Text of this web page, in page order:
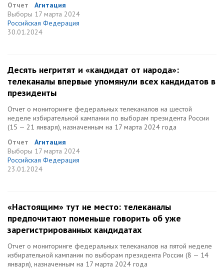
Отчет
Агитация
Выборы 17 марта 2024
Российская Федерация
30.01.2024
Десять негритят и «кандидат от народа»:
телеканалы впервые упомянули всех кандидатов в
президенты
Отчет о мониторинге федеральных телеканалов на шестой
неделе избирательной кампании по выборам президента России
(15 — 21 января), назначенным на 17 марта 2024 года
Отчет
Агитация
Выборы 17 марта 2024
Российская Федерация
23.01.2024
«Настоящим» тут не место: телеканалы
предпочитают поменьше говорить об уже
зарегистрированных кандидатах
Отчет о мониторинге федеральных телеканалов на пятой неделе
избирательной кампании по выборам президента России (8 — 14
января), назначенным на 17 марта 2024 года